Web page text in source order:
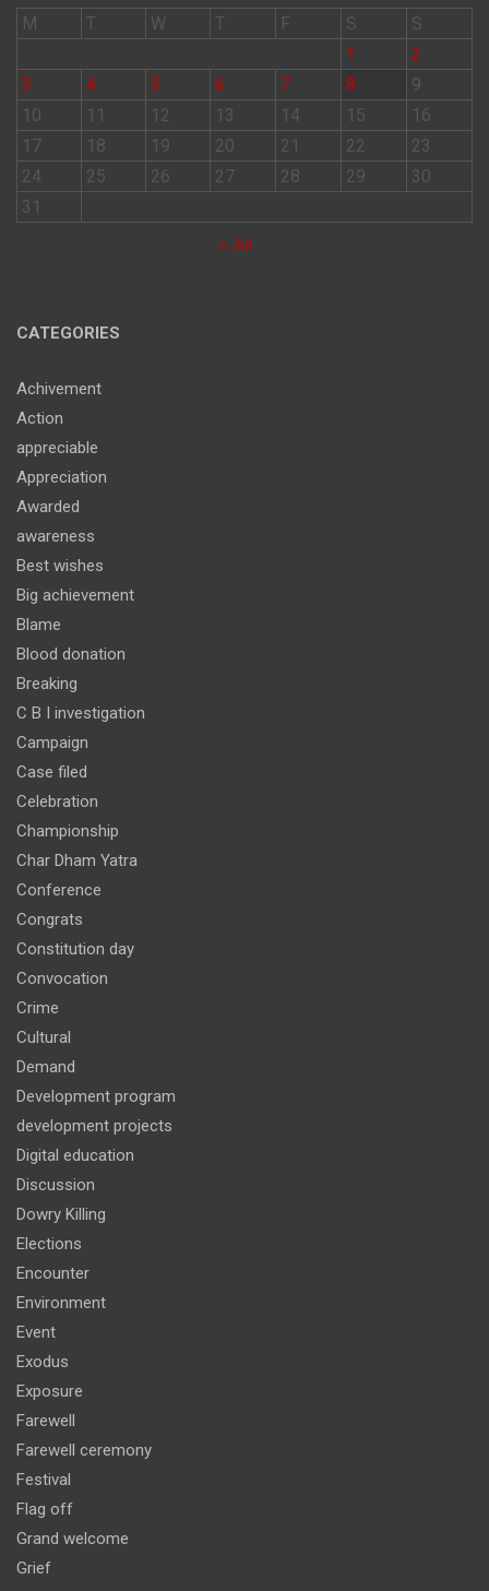
M T W T F S
S
1
2
3
4 5 6 7 8
9
10
11 12 13 14 15
16
17
18 19 20 21 22
23
24
25 26 27 28 29
30
31
« Jul
CATEGORIES
Achivement
Action
appreciable
Appreciation
Awarded
awareness
Best wishes
Big achievement
Blame
Blood donation
Breaking
C B I investigation
Campaign
Case filed
Celebration
Championship
Char Dham Yatra
Conference
Congrats
Constitution day
Convocation
Crime
Cultural
Demand
Development program
development projects
Digital education
Discussion
Dowry Killing
Elections
Encounter
Environment
Event
Exodus
Exposure
Farewell
Farewell ceremony
Festival
Flag off
Grand welcome
Grief